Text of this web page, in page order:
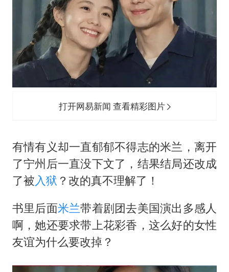
打开网易新闻 查看精彩图片
有情有义却一直郁郁不得志的米兰，离开
了宁州后一直没下文了，结果结局还改成
了被入狱 ？改的真不理解了！
书里后面米兰带着剧团去美国演出多感人
啊，她还要求带上花彩香，这么好的女性
友谊为什么要改掉？